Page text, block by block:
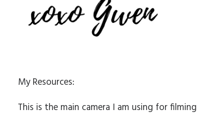
My Resources:
This is the main camera I am using for filming